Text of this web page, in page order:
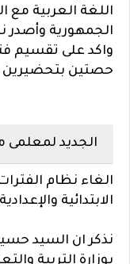
اللغة العربية
الجمهورية
واكد على تقسيم
حصتين
الجديد لمعلمى
الغاء نظام
الابتدائية
نذكر ان السيد
بوزارة التربية